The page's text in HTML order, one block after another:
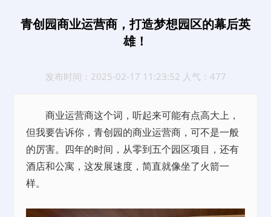
青创园商业运营商，打造梦想园区的幕后英
雄！
发布时间：2025-02-17 11:23:52 人气：477
商业运营商这个词，听起来可能有点高大上，
但我要告诉你，青创园的商业运营商，可不是一般
的厉害。四年的时间，从零到五个园区项目，还有
酒店和公寓，这发展速度，简直就像坐了火箭一
样。